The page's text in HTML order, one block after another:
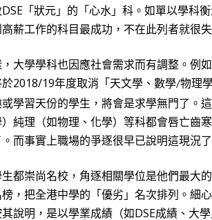
DSE 「狀元」的「心水」科。如單以學科
薪工作的科目最成功，不在此列者就很
大學學科也因應社會需求而有調整。例
於2018/19年度取消「天文學、數學/物理
學習天份的學生，將會是求學無門了。
純理（如物理、化學）等科都會唇亡齒
而事實上職場的爭逐很早已說明這現況了
都崇尚名校，角逐相關學位是他們最大
，把全港中學的「優劣」名次排列。細
說明，是以學業成績（如DSE成績、大